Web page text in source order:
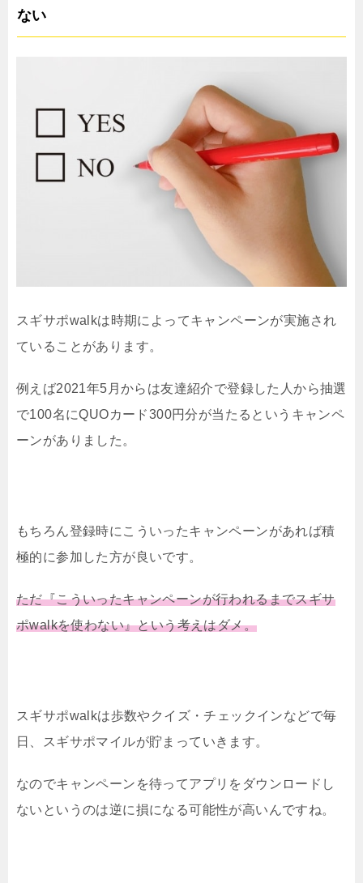
ない
スギサポwalkは時期によってキャンペーンが実施され
ていることがあります。
例えば2021年5月からは友達紹介で登録した人から抽選
で100名にQUOカード300円分が当たるというキャンペ
ーンがありました。
もちろん登録時にこういったキャンペーンがあれば積
極的に参加した方が良いです。
ただ『こういったキャンペーンが行われるまでスギサ
ポwalkを使わない』という考えはダメ。
スギサポwalkは歩数やクイズ・チェックインなどで毎
日、スギサポマイルが貯まっていきます。
なのでキャンペーンを待ってアプリをダウンロードし
ないというのは逆に損になる可能性が高いんですね。